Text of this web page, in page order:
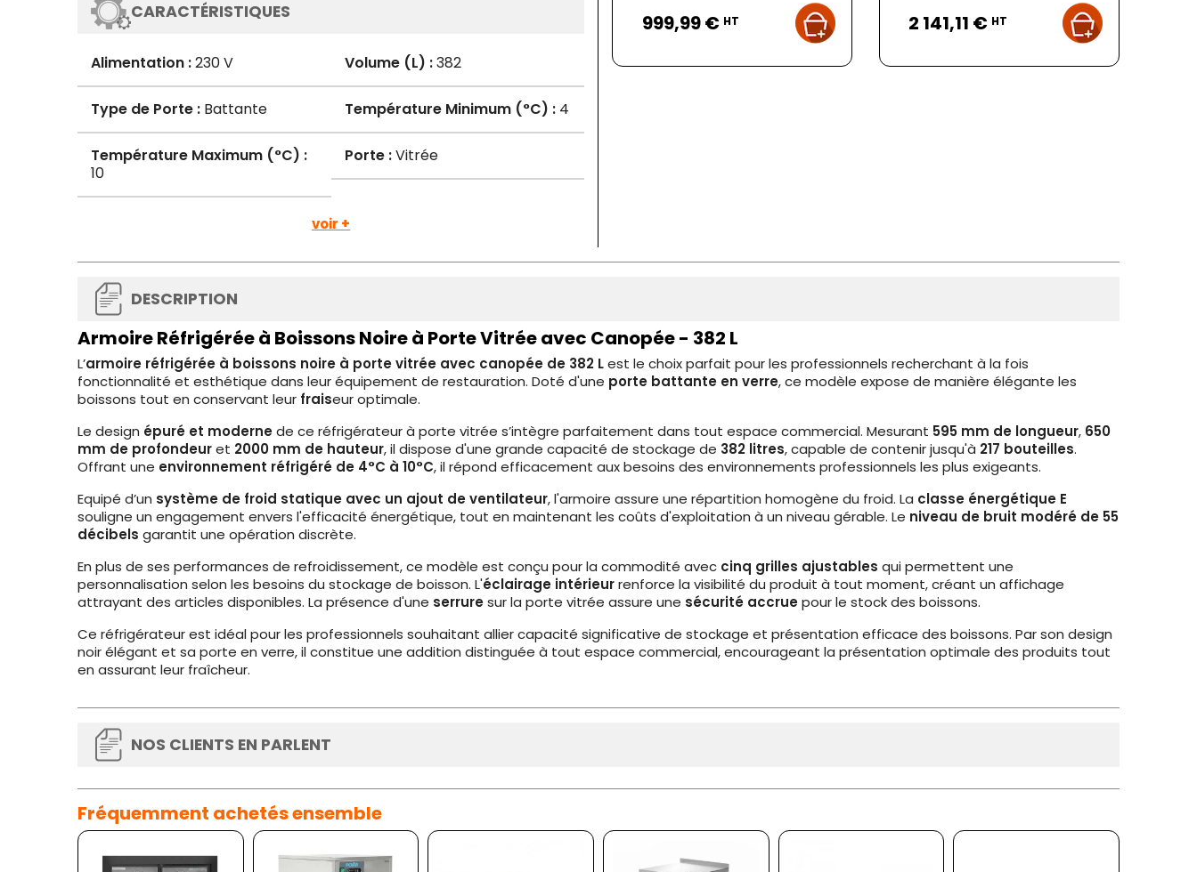
CARACTÉRISTIQUES
Alimentation :230 V Volume (L) :382
Type de Porte : Battante Température Minimum (°C) :4
Température Maximum (°C) :
10
Porte :Vitrée
voir +
999,99 € HT 2 141,11 € HT
DESCRIPTION
Armoire Réfrigérée à Boissons Noire à Porte Vitrée avec Canopée - 382 L
L’armoire réfrigérée à boissons noire à porte vitrée avec canopée de 382 Lest le choix parfait pour les professionnels recherchant à la fois
fonctionnalité et esthétique dans leur équipement de restauration. Doté d'une porte battante en verre, ce modèle expose de manière élégante les
boissons tout en conservant leur fraiseur optimale.
Le design épuré et modernede ce réfrigérateur à porte vitrée s’intègre parfaitement dans tout espace commercial. Mesurant 595 mm de longueur, 650
mm de profondeuret 2000 mm de hauteur, il dispose d'une grande capacité de stockage de 382 litres, capable de contenir jusqu'à 217 bouteilles.
Offrant une environnement réfrigéré de 4°C à 10°C, il répond efficacement aux besoins des environnements professionnels les plus exigeants.
Equipé d’un système de froid statique avec un ajout de ventilateur, l'armoire assure une répartition homogène du froid. La classe énergétique E
souligne un engagement envers l'efficacité énergétique, tout en maintenant les coûts d'exploitation à un niveau gérable. Le niveau de bruit modéré de 55
décibels garantit une opération discrète.
En plus de ses performances de refroidissement, ce modèle est conçu pour la commodité avec cinq grilles ajustables qui permettent une
personnalisation selon les besoins du stockage de boisson. L'éclairage intérieurrenforce la visibilité du produit à tout moment, créant un affichage
attrayant des articles disponibles. La présence d'une serruresur la porte vitrée assure une sécurité accruepour le stock des boissons.
Ce réfrigérateur est idéal pour les professionnels souhaitant allier capacité significative de stockage et présentation efficace des boissons. Par son design
noir élégant et sa porte en verre, il constitue une addition distinguée à tout espace commercial, encourageant la présentation optimale des produits tout
en assurant leur fraîcheur.
NOS CLIENTS EN PARLENT
Fréquemment achetés ensemble